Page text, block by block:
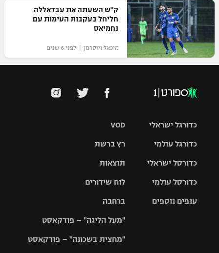
ק"ש השעתה את עבדאללה
חליחל בעקבות העימות עם
נחמיאס
מיכאל וייסרמן | לפני 6 שנים
VOD
רץ ברשת
תוצאות
לוח שידורים
ברחבה
"מעל הליגה" – פודקאסט
"מחצית בשכונה" – פודקאסט
כדורגל ישראלי
גביע הטוטו
כדורגל עולמי
האלופות
ליגה
כדורסל ישראלי
סל
כדורסל עולמי
ענפים נוספים